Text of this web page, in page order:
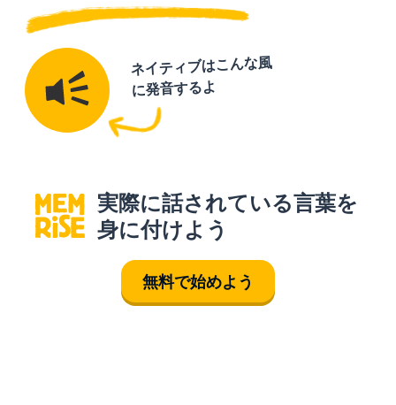
ネイティブはこんな風
に発音するよ
実際に話されている言葉を
身に付けよう
無料で始めよう